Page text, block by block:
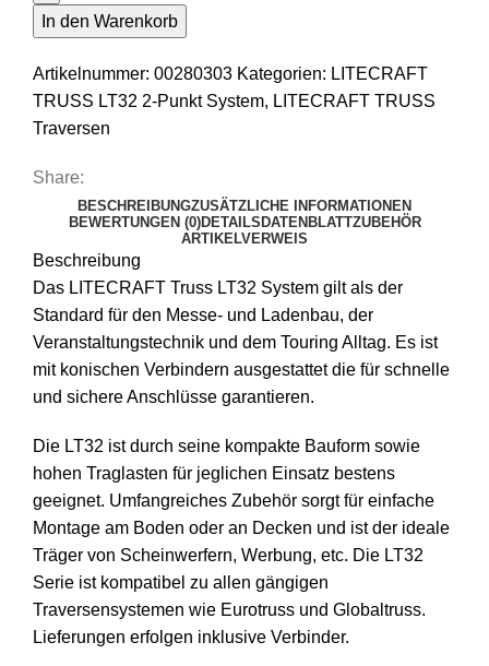
In den Warenkorb
Artikelnummer: 00280303 Kategorien: LITECRAFT
TRUSS LT32 2-Punkt System, LITECRAFT TRUSS
Traversen
Share:
BESCHREIBUNGZUSÄTZLICHE INFORMATIONEN
BEWERTUNGEN (0)DETAILS DATENBLATTZUBEHÖR
ARTIKELVERWEIS
Beschreibung
Das LITECRAFT Truss LT32 System gilt als der
Standard für den Messe- und Ladenbau, der
Veranstaltungstechnik und dem Touring Alltag. Es ist
mit konischen Verbindern ausgestattet die für schnelle
und sichere Anschlüsse garantieren.
Die LT32 ist durch seine kompakte Bauform sowie
hohen Traglasten für jeglichen Einsatz bestens
geeignet. Umfangreiches Zubehör sorgt für einfache
Montage am Boden oder an Decken und ist der ideale
Träger von Scheinwerfern, Werbung, etc. Die LT32
Serie ist kompatibel zu allen gängigen
Traversensystemen wie Eurotruss und Globaltruss.
Lieferungen erfolgen inklusive Verbinder.